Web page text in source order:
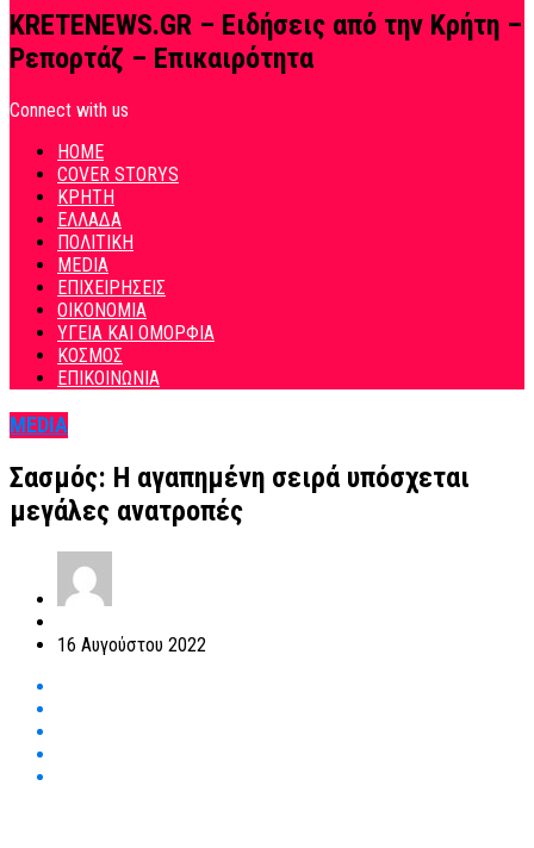
KRETENEWS.GR – Ειδήσεις από την Κρήτη –
Ρεπορτάζ – Επικαιρότητα
Connect with us
HOME
COVER STORYS
ΚΡΗΤΗ
ΕΛΛΑΔΑ
ΠΟΛΙΤΙΚΗ
MEDIA
ΕΠΙΧΕΙΡΗΣΕΙΣ
ΟΙΚΟΝΟΜΙΑ
ΥΓΕΙΑ ΚΑΙ ΟΜΟΡΦΙΑ
ΚΟΣΜΟΣ
ΕΠΙΚΟΙΝΩΝΙΑ
MEDIA
Σασμός: Η αγαπημένη σειρά υπόσχεται
μεγάλες ανατροπές
16 Αυγούστου 2022